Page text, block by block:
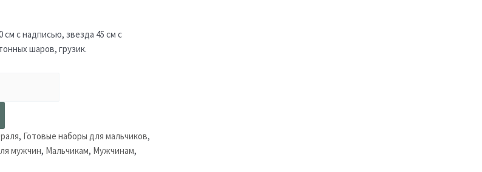
см с надписью, звезда 45 см с
шаров, грузик.
, Готовые наборы для мальчиков,
мужчин, Мальчикам, Мужчинам,